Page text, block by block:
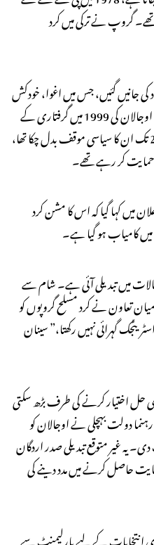
گروپ نے ترکی میں کرد
سے زیادہ افراد کی جانیں گئیں، جس میں اغوا، خودکش
حملے اور کردوں کی داخلی جبر شامل تھے۔ اوجالان کی 1999 میں گرفتاری کے
بعد انہیں عمر بھر کی سزا سنائی گئی۔ 2013 تک ان کا سیاسی موقف بدل چکا تھا،
حمایت کر رہے تھے۔
کے اعلان میں کہا گیا کہ اس کا مشن کرد
کامیاب ہو گیا ہے۔
حالات میں تبدیلی آئی ہے۔ شام سے
تعاون نے کرد مسلح گروپوں کو
گہرائی نہیں رکھتا،” سینان
اختیار کرنے کی طرف بڑھ سکتی
پی کے رہنما دولت بہچلی نے اوجالان کو
یہ غیر متوقع تبدیلی صدر اردگان
حاصل کرنے میں مدد دینے کی